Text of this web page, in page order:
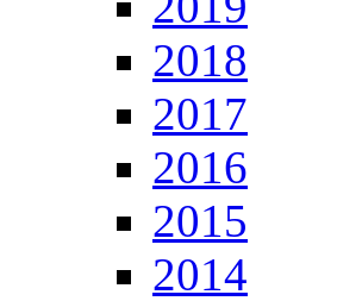
2018
2017
2016
2015
2014